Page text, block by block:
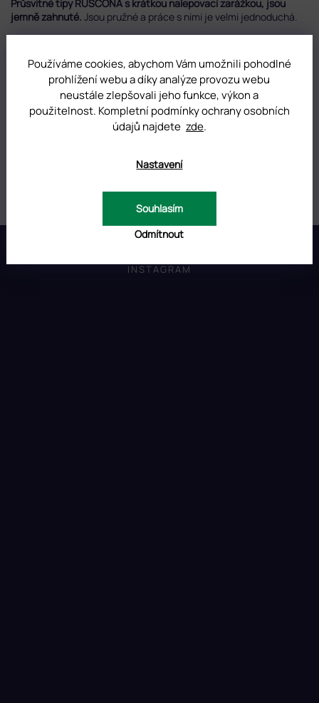
Používáme cookies, abychom Vám umožnili pohodlné
prohlížení webu a díky analýze provozu webu
neustále zlepšovali jeho funkce, výkon a
použitelnost. Kompletní podmínky ochrany osobních
údajů najdete zde.
Nastavení
Odmítnout
Souhlasím
Průsvitné tipy RUSCONA s krátkou nalepovací zarážkou, jsou
jemně zahnuté. Jsou pružné a práce s nimi je velmi jednoduchá.
Podívejte se na celou nabídkutipů a šablon.
DOPLŇKOVÉ PARAMETRY
p
INSTAGRAM